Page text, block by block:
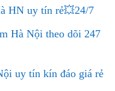
HN uy tín rẻ💥24/7
Hà Nội theo dõi 247
uy tín kín đáo giá rẻ